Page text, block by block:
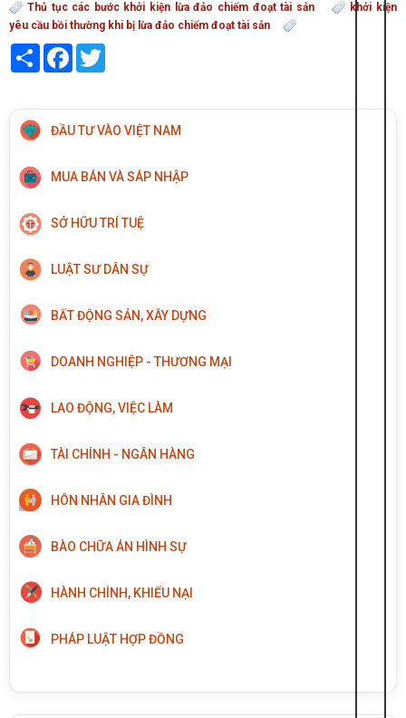
Thủ tục các bước khởi kiện lừa đảo chiếm đoạt tài sản
khởi kiện
yêu cầu bồi thường khi bị lừa đảo chiếm đoạt tài sản
Share Facebook
ĐẦU TƯ VÀO VIỆT NAM
MUA BÁN VÀ SÁP NHẬP
SỞ HỮU TRÍ TUỆ
LUẬT SƯ DÂN SỰ
BẤT ĐỘNG SẢN, XÂY DỰNG
DOANH NGHIỆP - THƯƠNG MẠI
LAO ĐỘNG, VIỆC LÀM
TÀI CHÍNH - NGÂN HÀNG
HÔN NHÂN GIA ĐÌNH
BÀO CHỮA ÁN HÌNH SỰ
HÀNH CHÍNH, KHIẾU NẠI
PHÁP LUẬT HỢP ĐỒNG